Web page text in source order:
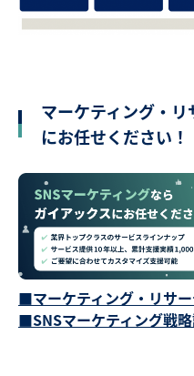
マーケティング・
にお任せください！
■マーケティング・リサ
■SNSマーケティング戦